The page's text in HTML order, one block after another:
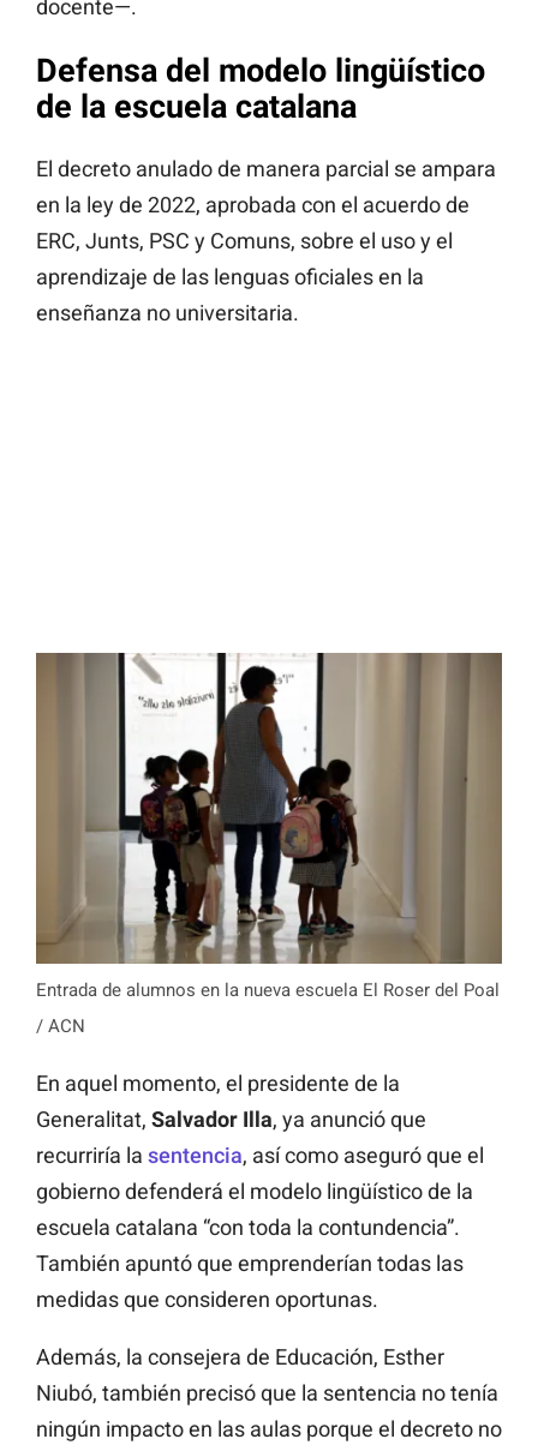
docente—.
Defensa del modelo lingüístico
de la escuela catalana
El decreto anulado de manera parcial se ampara
en la ley de 2022, aprobada con el acuerdo de
ERC, Junts, PSC y Comuns, sobre el uso y el
aprendizaje de las lenguas oficiales en la
enseñanza no universitaria.
Entrada de alumnos en la nueva escuela El Roser del Poal
/ ACN
En aquel momento, el presidente de la
Generalitat, Salvador Illa, ya anunció que
recurriría la sentencia, así como aseguró que el
gobierno defenderá el modelo lingüístico de la
escuela catalana “con toda la contundencia”.
También apuntó que emprenderían todas las
medidas que consideren oportunas.
Además, la consejera de Educación, Esther
Niubó, también precisó que la sentencia no tenía
ningún impacto en las aulas porque el decreto no